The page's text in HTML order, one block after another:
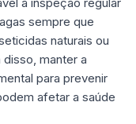
sempre que
naturais ou
manter a
para prevenir
afetar a saúde